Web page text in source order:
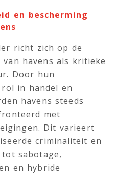
en bescherming
richt zich op de
van havens als kritieke
Door hun
in handel en
havens steeds
met
Dit varieert
criminaliteit en
sabotage,
en hybride